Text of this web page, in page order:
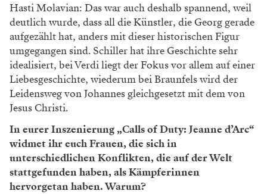
Hasti Molavian: Das war auch deshalb spannend, weil
deutlich wurde, dass all die Künstler, die Georg gerade
aufgezählt hat, anders mit dieser historischen Figur
umgegangen sind. Schiller hat ihre Geschichte sehr
idealisiert, bei Verdi liegt der Fokus vor allem auf einer
Liebesgeschichte, wiederum bei Braunfels wird der
Leidensweg von Johannes gleichgesetzt mit dem von
Jesus Christi.
In eurer Inszenierung „Calls of Duty: Jeanne d’Arc“
widmet ihr euch Frauen, die sich in
unterschiedlichen Konflikten, die auf der Welt
stattgefunden haben, als Kämpferinnen
hervorgetan haben. Warum?